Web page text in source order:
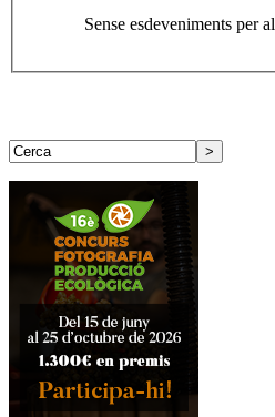
Sense esdeveniments per al